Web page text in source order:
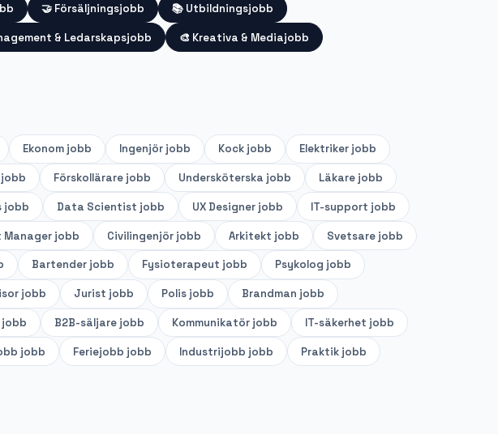
🤝 Försäljningsjobb 📚 Utbildningsjobb
& Ledarskapsjobb 🎨 Kreativa & Mediajobb
Ekonom jobb Ingenjör jobb Kock jobb Elektriker jobb
jobb Förskollärare jobb Undersköterska jobb Läkare jobb
jobb Data Scientist jobb UX Designer jobb IT-support jobb
Manager jobb Civilingenjör jobb Arkitekt jobb Svetsare jobb
Bartender jobb Fysioterapeut jobb Psykolog jobb
jobb Jurist jobb Polis jobb Brandman jobb
jobb B2B-säljare jobb Kommunikatör jobb IT-säkerhet jobb
jobb Feriejobb jobb Industrijobb jobb Praktik jobb